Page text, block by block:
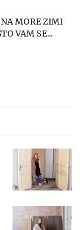
NA MORE ZIMI
VAM SE...